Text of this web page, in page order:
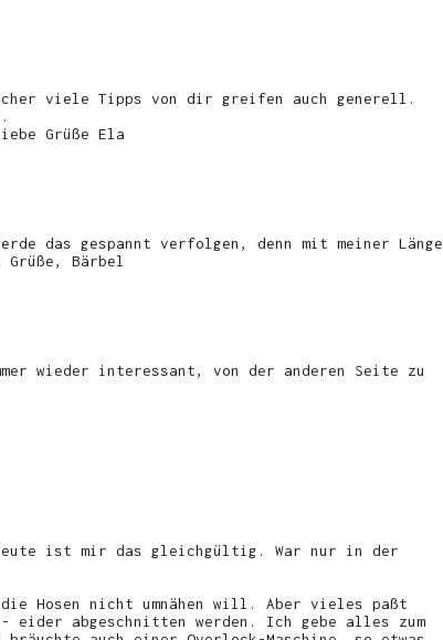
viele Tipps von dir greifen auch generell.
Grüße Ela
das gespannt verfolgen, denn mit meiner Länge
Grüße, Bärbel
wieder interessant, von der anderen Seite zu
ist mir das gleichgültig. War nur in der
die Hosen nicht umnähen will. Aber vieles paßt
eider abgeschnitten werden. Ich gebe alles zum